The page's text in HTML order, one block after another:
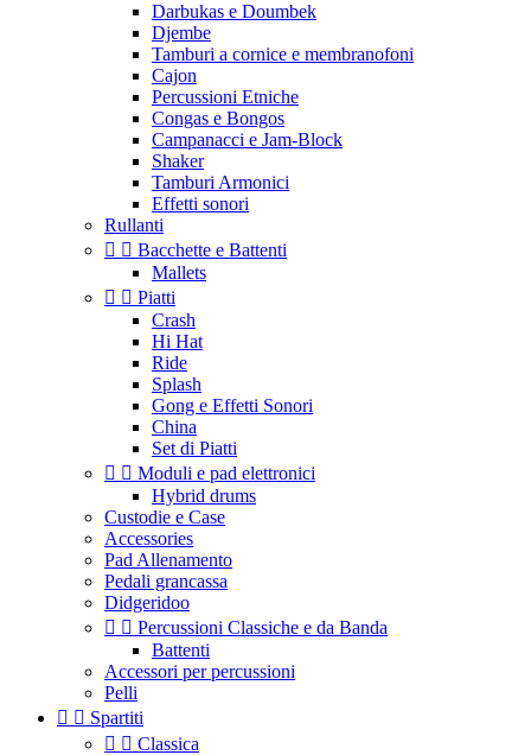
Darbukas e Doumbek
Djembe
Tamburi a cornice e membranofoni
Cajon
Percussioni Etniche
Congas e Bongos
Campanacci e Jam-Block
Shaker
Tamburi Armonici
Effetti sonori
Rullanti
  Bacchette e Battenti
Mallets
  Piatti
Crash
Hi Hat
Ride
Splash
Gong e Effetti Sonori
China
Set di Piatti
  Moduli e pad elettronici
Hybrid drums
Custodie e Case
Accessories
Pad Allenamento
Pedali grancassa
Didgeridoo
  Percussioni Classiche e da Banda
Battenti
Accessori per percussioni
Pelli
  Spartiti
  Classica